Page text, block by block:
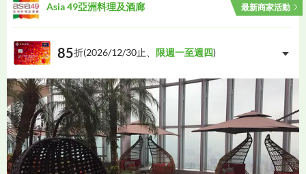
Asia 49亞洲料理及酒廊 最新商家活動
85折(2026/12/30止、 限週一至週四)